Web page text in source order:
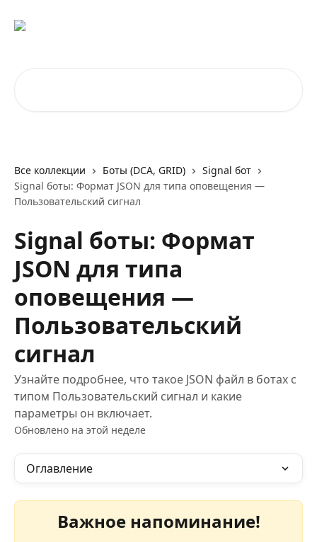
Все коллекции Боты (DCA, GRID)
Signal бот
Signal боты: Формат JSON для типа оповещения —
Пользовательский сигнал
Signal боты: Формат
JSON для типа
оповещения —
Пользовательский
сигнал
Узнайте подробнее, что такое JSON файл в ботах с
типом Пользовательский сигнал и какие
параметры он включает.
Обновлено на этой неделе
Оглавление
Важное напоминание!